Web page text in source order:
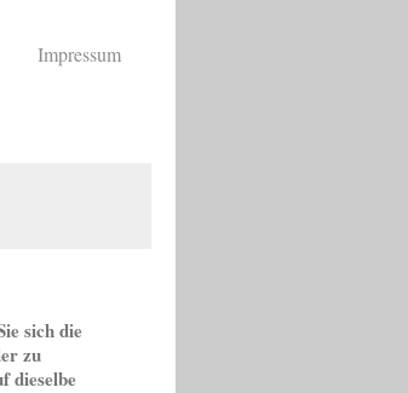
Impressum
sich die
zu
dieselbe